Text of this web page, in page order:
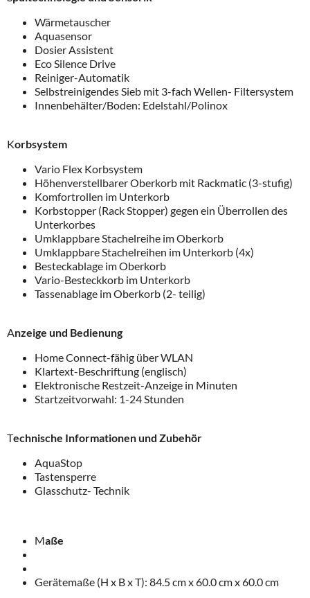
Wärmetauscher
Aquasensor
Dosier Assistent
Eco Silence Drive
Reiniger-Automatik
Selbstreinigendes Sieb mit 3-fach Wellen- Filtersystem
Innenbehälter/Boden: Edelstahl/Polinox
Korbsystem
Vario Flex Korbsystem
Höhenverstellbarer Oberkorb mit Rackmatic (3-stufig)
Komfortrollen im Unterkorb
Korbstopper (Rack Stopper) gegen ein Überrollen des
Unterkorbes
Umklappbare Stachelreihe im Oberkorb
Umklappbare Stachelreihen im Unterkorb (4x)
Besteckablage im Oberkorb
Vario-Besteckkorb im Unterkorb
Tassenablage im Oberkorb (2- teilig)
Anzeige und Bedienung
Home Connect-fähig über WLAN
Klartext-Beschriftung (englisch)
Elektronische Restzeit-Anzeige in Minuten
Startzeitvorwahl: 1-24 Stunden
Technische Informationen und Zubehör
AquaStop
Tastensperre
Glasschutz- Technik
Maße
Gerätemaße (H x B x T): 84.5 cm x 60.0 cm x 60.0 cm